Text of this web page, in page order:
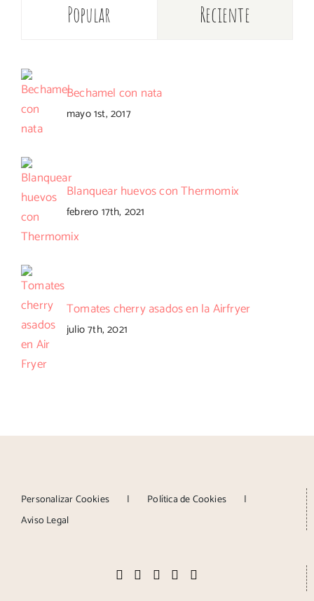
Popular Reciente
Bechamel con nata
mayo 1st, 2017
Blanquear huevos con Thermomix
febrero 17th, 2021
Tomates cherry asados en la Airfryer
julio 7th, 2021
Personalizar Cookies
Política de Cookies
Aviso Legal